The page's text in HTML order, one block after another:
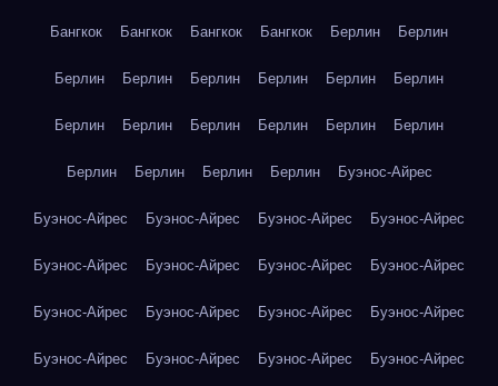
Бангкок Бангкок Бангкок Бангкок Берлин Берлин
Берлин Берлин Берлин Берлин Берлин Берлин
Берлин Берлин Берлин Берлин Берлин Берлин
Берлин Берлин Берлин Берлин Буэнос-Айрес
Буэнос-Айрес Буэнос-Айрес Буэнос-Айрес Буэнос-Айрес
Буэнос-Айрес Буэнос-Айрес Буэнос-Айрес Буэнос-Айрес
Буэнос-Айрес Буэнос-Айрес Буэнос-Айрес Буэнос-Айрес
Буэнос-Айрес Буэнос-Айрес Буэнос-Айрес Буэнос-Айрес